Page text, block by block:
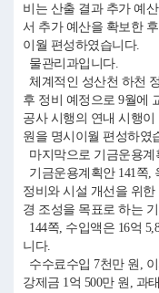
비는 산출 결과 추가 예
서 추가 예산을 확보한
이월 편성하였습니다.
물관리과입니다.
체계적인 성산천 하천
후 정비 예정으로 9월에
공사 시행의 연내 시행이
원을 명시이월 편성하였
마지막으로 기금운용
기금운용계획안 141쪽,
정비와 시설 개선을 위
경 조성을 목표로 하는
144쪽, 수입액은 16억
니다.
수수료수입 7천만 원,
강제금 1억 500만 원, 과